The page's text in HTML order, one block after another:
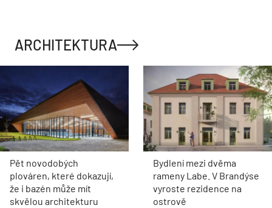
ARCHITEKTURA
Pět novodobých
plováren, které dokazují,
že i bazén může mít
skvělou architekturu
Bydlení mezi dvěma
rameny Labe. V Brandýse
vyroste rezidence na
ostrově